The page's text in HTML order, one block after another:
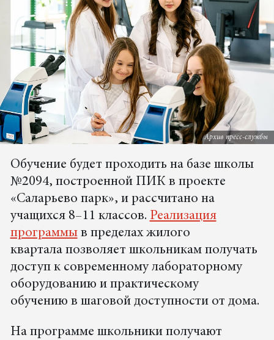
Архив пресс-службы
Обучение будет проходить на базе школы
№2094, построенной ПИК в проекте
«Саларьево парк», и рассчитано на
учащихся 8–11 классов. Реализация
программыв пределах жилого
квартала позволяет школьникам получать
доступ к современному лабораторному
оборудованию и практическому
обучению в шаговой доступности от дома.
На программе школьники получают